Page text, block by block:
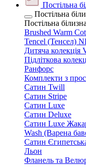
Постільна
Постільна
Постільна білизна
Brushed Warm
Tencel (Тенсел)
Дитяча колекція
Підліткова
Ранфорс
Комплекти з
Сатин Twill
Сатин Stripe
Сатин Luxe
Сатин Deluxe
Сатин Luxe
Wash (Варена
Сатин
Льон
Фланель та